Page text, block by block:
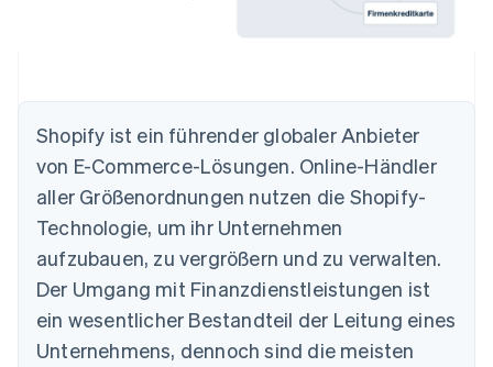
Shopify ist ein führender globaler Anbieter
von E-Commerce-Lösungen. Online-Händler
aller Größenordnungen nutzen die Shopify-
Technologie, um ihr Unternehmen
aufzubauen, zu vergrößern und zu verwalten.
Der Umgang mit Finanzdienstleistungen ist
ein wesentlicher Bestandteil der Leitung eines
Unternehmens, dennoch sind die meisten